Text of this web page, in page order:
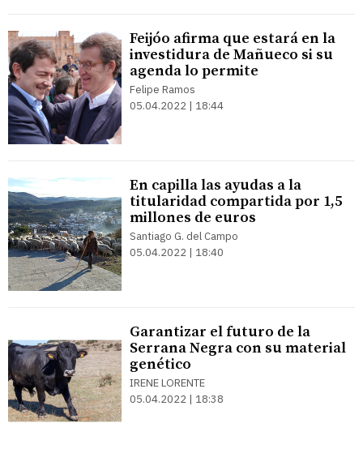
Feijóo afirma que estará en la
investidura de Mañueco si su
agenda lo permite
Felipe Ramos
05.04.2022 | 18:44
En capilla las ayudas a la
titularidad compartida por 1,5
millones de euros
Santiago G. del Campo
05.04.2022 | 18:40
Garantizar el futuro de la
Serrana Negra con su material
genético
IRENE LORENTE
05.04.2022 | 18:38